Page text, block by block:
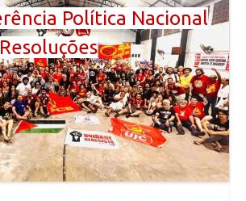
Política Nacional